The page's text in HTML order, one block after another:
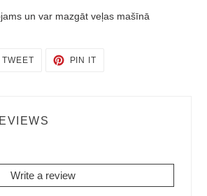
un var mazgāt veļas mašīnā
TWEETTWEET
PIN IT
Write a review